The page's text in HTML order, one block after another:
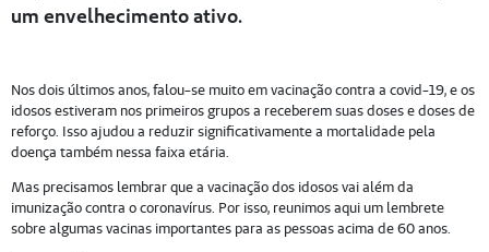
um envelhecimento ativo.
Nos dois últimos anos, falou-se muito em vacinação contra a covid-19, e os
idosos estiveram nos primeiros grupos a receberem suas doses e doses de
reforço. Isso ajudou a reduzir significativamente a mortalidade pela
doença também nessa faixa etária.
Mas precisamos lembrar que a vacinação dos idosos vai além da
imunização contra o coronavírus. Por isso, reunimos aqui um lembrete
sobre algumas vacinas importantes para as pessoas acima de 60 anos.